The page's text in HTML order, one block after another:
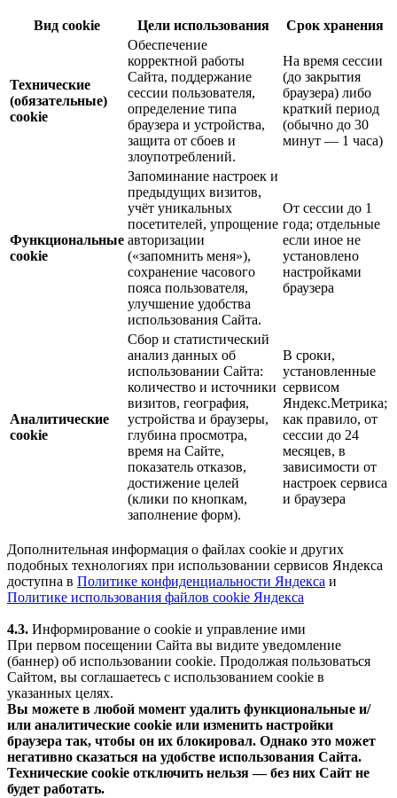
Вид cookie Цели использования Срок хранения
Технические
(обязательные)
cookie
Обеспечение
корректной работы
Сайта, поддержание
сессии пользователя,
определение типа
браузера и устройства,
защита от сбоев и
злоупотреблений.
На время сессии
(до закрытия
браузера) либо
краткий период
(обычно до 30
минут — 1 часа)
Функциональные
cookie
Запоминание настроек и
предыдущих визитов,
учёт уникальных
посетителей, упрощение
авторизации
(«запомнить меня»),
сохранение часового
пояса пользователя,
улучшение удобства
использования Сайта.
От сессии до 1
года; отдельные
если иное не
установлено
настройками
браузера
Аналитические
cookie
Сбор и статистический
анализ данных об
использовании Сайта:
количество и источники
визитов, география,
устройства и браузеры,
глубина просмотра,
время на Сайте,
показатель отказов,
достижение целей
(клики по кнопкам,
заполнение форм).
В сроки,
установленные
сервисом
Яндекс.Метрика;
как правило, от
сессии до 24
месяцев, в
зависимости от
настроек сервиса
и браузера
Дополнительная информация о файлах cookie и других
подобных технологиях при использовании сервисов Яндекса
доступна в Политике конфиденциальности Яндекса и
Политике использования файлов cookie Яндекса
4.3. Информирование о cookie и управление ими
При первом посещении Сайта вы видите уведомление
(баннер) об использовании cookie. Продолжая пользоваться
Сайтом, вы соглашаетесь с использованием cookie в
указанных целях.
Вы можете в любой момент удалить функциональные и/
или аналитические cookie или изменить настройки
браузера так, чтобы он их блокировал. Однако это может
негативно сказаться на удобстве использования Сайта.
Технические cookie отключить нельзя — без них Сайт не
будет работать.